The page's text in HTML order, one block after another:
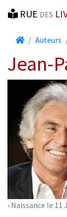
RUE DES
AccueilAuteurs
Jean-
› Naissance le